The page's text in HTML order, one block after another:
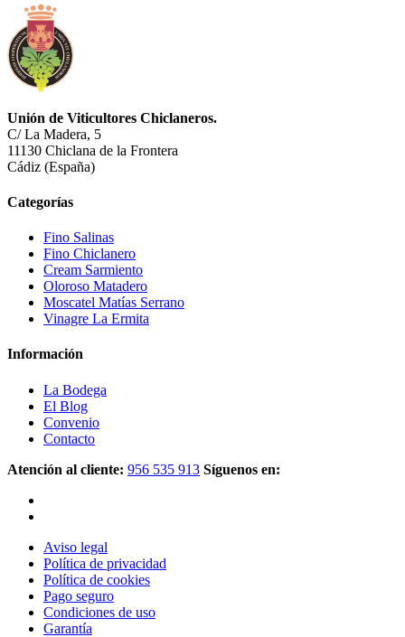
Unión de Viticultores Chiclaneros.
C/ La Madera, 5
11130 Chiclana de la Frontera
Cádiz (España)
Categorías
Fino Salinas
Fino Chiclanero
Cream Sarmiento
Oloroso Matadero
Moscatel Matías Serrano
Vinagre La Ermita
Información
La Bodega
El Blog
Convenio
Contacto
Atención al cliente: 956 535 913 Síguenos en:
Aviso legal
Política de privacidad
Política de cookies
Pago seguro
Condiciones de uso
Garantía